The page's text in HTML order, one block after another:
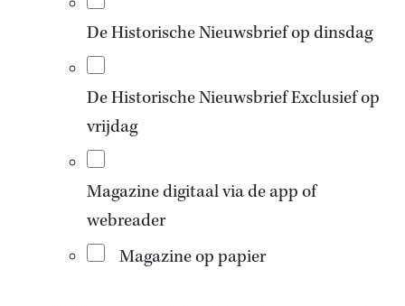
De Historische Nieuwsbrief op dinsdag
De Historische Nieuwsbrief Exclusief op
vrijdag
Magazine digitaal via de app of
webreader
Magazine op papier